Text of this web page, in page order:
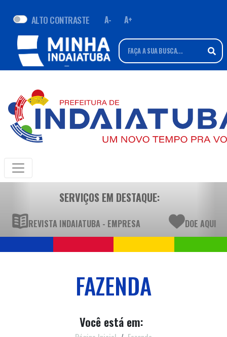
ALTO CONTRASTE A- A+
SERVIÇOS EM DESTAQUE:
REVISTA INDAIATUBA - EMPRESA DOE AQUI
FAZENDA
Você está em: